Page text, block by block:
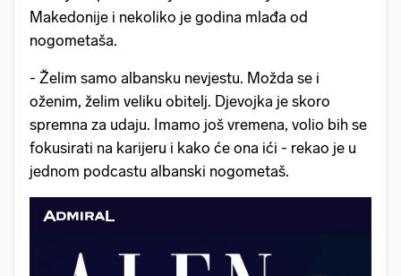
Makedonije i nekoliko je godina mlađa od
nogometaša.
- Želim samo albansku nevjestu. Možda se i
oženim, želim veliku obitelj. Djevojka je skoro
spremna za udaju. Imamo još vremena, volio bih se
fokusirati na karijeru i kako će ona ići - rekao je u
jednom podcastu albanski nogometaš.